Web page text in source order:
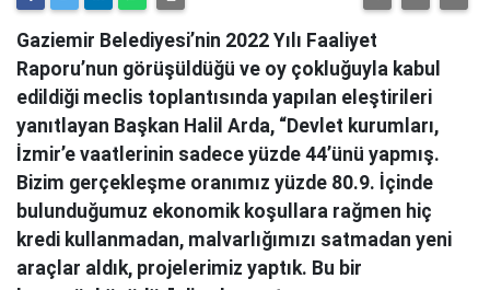
Gaziemir Belediyesi’nin 2022 Yılı Faaliyet
Raporu’nun görüşüldüğü ve oy çokluğuyla kabul
edildiği meclis toplantısında yapılan eleştirileri
yanıtlayan Başkan Halil Arda, “Devlet kurumları,
İzmir’e vaatlerinin sadece yüzde 44’ünü yapmış.
Bizim gerçekleşme oranımız yüzde 80.9. İçinde
bulunduğumuz ekonomik koşullara rağmen hiç
kredi kullanmadan, malvarlığımızı satmadan yeni
araçlar aldık, projelerimiz yaptık. Bu bir